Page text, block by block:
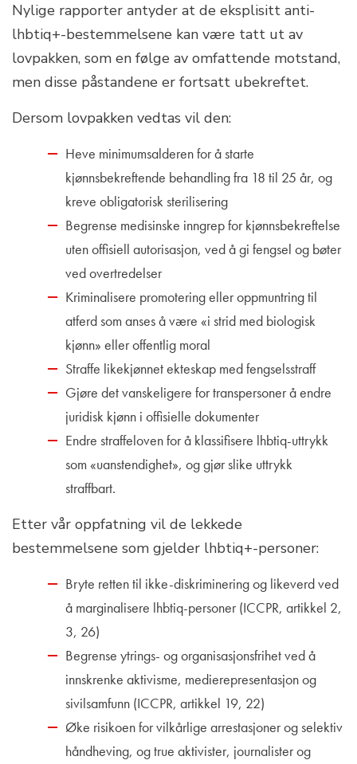
Nylige rapporter antyder at de eksplisitt anti-
lhbtiq+-bestemmelsene kan være tatt ut av
lovpakken, som en følge av omfattende motstand,
men disse påstandene er fortsatt ubekreftet.
Dersom lovpakken vedtas vil den:
Heve minimumsalderen for å starte
kjønnsbekreftende behandling fra 18 til 25 år, og
kreve obligatorisk sterilisering
Begrense medisinske inngrep for kjønnsbekreftelse
uten offisiell autorisasjon, ved å gi fengsel og bøter
ved overtredelser
Kriminalisere promotering eller oppmuntring til
atferd som anses å være «i strid med biologisk
kjønn» eller offentlig moral
Straffe likekjønnet ekteskap med fengselsstraff
Gjøre det vanskeligere for transpersoner å endre
juridisk kjønn i offisielle dokumenter
Endre straffeloven for å klassifisere lhbtiq-uttrykk
som «uanstendighet», og gjør slike uttrykk
straffbart.
Etter vår oppfatning vil de lekkede
bestemmelsene som gjelder lhbtiq+-personer:
Bryte retten til ikke-diskriminering og likeverd ved
å marginalisere lhbtiq-personer (ICCPR, artikkel 2,
3, 26)
Begrense ytrings- og organisasjonsfrihet ved å
innskrenke aktivisme, medierepresentasjon og
sivilsamfunn (ICCPR, artikkel 19, 22)
Øke risikoen for vilkårlige arrestasjoner og selektiv
håndheving, og true aktivister, journalister og